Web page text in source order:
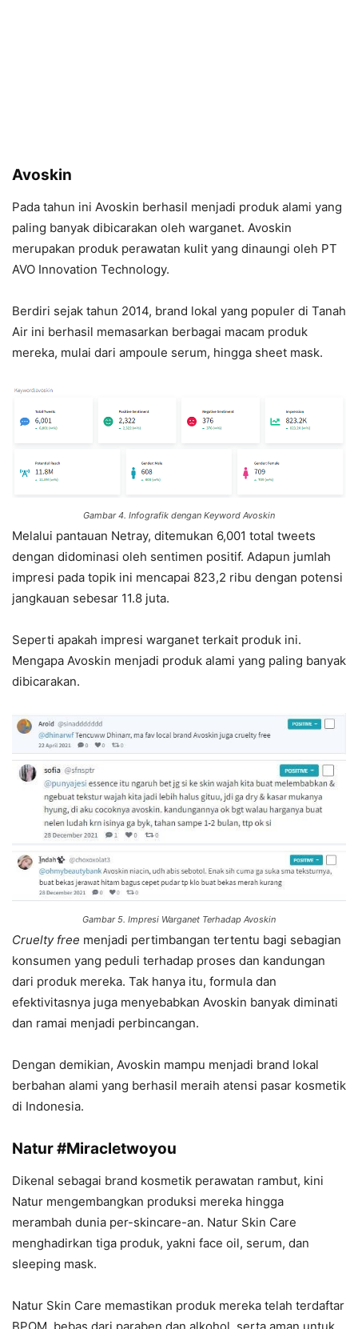
Avoskin
Pada tahun ini Avoskin berhasil menjadi produk alami yang
paling banyak dibicarakan oleh warganet. Avoskin
merupakan produk perawatan kulit yang dinaungi oleh PT
AVO Innovation Technology.
Berdiri sejak tahun 2014, brand lokal yang populer di Tanah
Air ini berhasil memasarkan berbagai macam produk
mereka, mulai dari ampoule serum, hingga sheet mask.
Gambar 4. Infografik dengan Keyword Avoskin
Melalui pantauan Netray, ditemukan 6,001 total tweets
dengan didominasi oleh sentimen positif. Adapun jumlah
impresi pada topik ini mencapai 823,2 ribu dengan potensi
jangkauan sebesar 11.8 juta.
Seperti apakah impresi warganet terkait produk ini.
Mengapa Avoskin menjadi produk alami yang paling banyak
dibicarakan.
Gambar 5. Impresi Warganet Terhadap Avoskin
Cruelty free menjadi pertimbangan tertentu bagi sebagian
konsumen yang peduli terhadap proses dan kandungan
dari produk mereka. Tak hanya itu, formula dan
efektivitasnya juga menyebabkan Avoskin banyak diminati
dan ramai menjadi perbincangan.
Dengan demikian, Avoskin mampu menjadi brand lokal
berbahan alami yang berhasil meraih atensi pasar kosmetik
di Indonesia.
Natur #Miracletwoyou
Dikenal sebagai brand kosmetik perawatan rambut, kini
Natur mengembangkan produksi mereka hingga
merambah dunia per-skincare-an. Natur Skin Care
menghadirkan tiga produk, yakni face oil, serum, dan
sleeping mask.
Natur Skin Care memastikan produk mereka telah terdaftar